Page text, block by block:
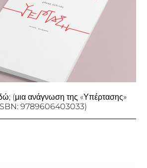
(μια ανάγνωση της «Υπέρτασης»
9789606403033)